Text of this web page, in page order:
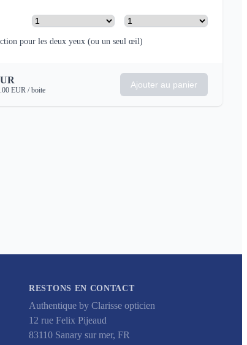
pour les deux yeux (ou un seul œil)
EUR / boite
Ajouter au panier
RESTONS EN CONTACT
Authentique by Clarisse opticien
12 rue Felix Pijeaud
83110 Sanary sur mer, FR